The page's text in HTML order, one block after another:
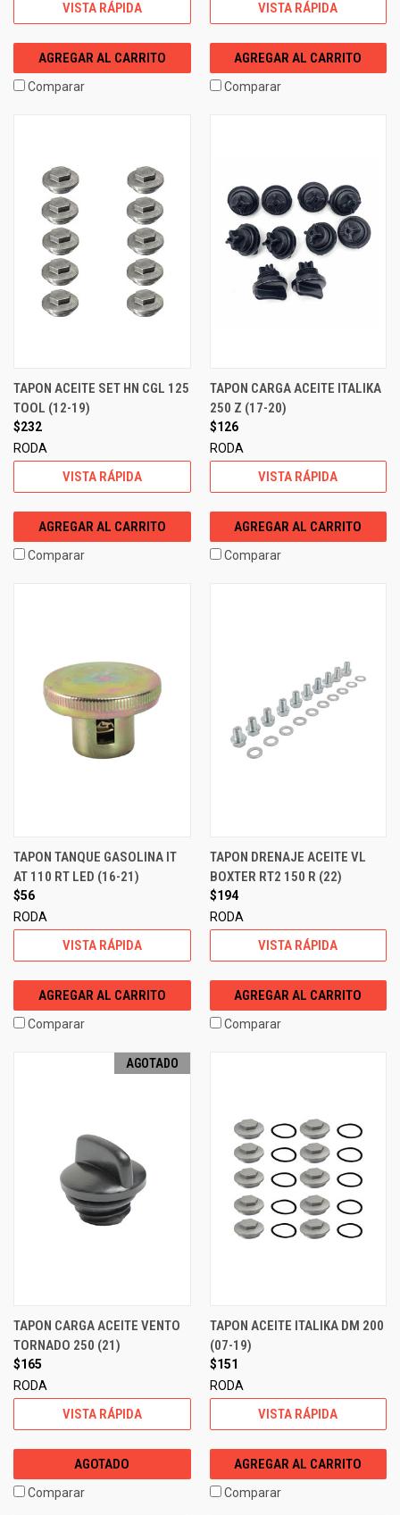
VISTA RÁPIDA
AGREGAR AL CARRITO
Comparar
VISTA RÁPIDA
AGREGAR AL CARRITO
Comparar
TAPON ACEITE SET HN CGL 125
TOOL (12-19)
$232
RODA
VISTA RÁPIDA
AGREGAR AL CARRITO
Comparar
TAPON CARGA ACEITE ITALIKA
250 Z (17-20)
$126
RODA
VISTA RÁPIDA
AGREGAR AL CARRITO
Comparar
TAPON TANQUE GASOLINA IT
AT 110 RT LED (16-21)
$56
RODA
VISTA RÁPIDA
AGREGAR AL CARRITO
Comparar
TAPON DRENAJE ACEITE VL
BOXTER RT2 150 R (22)
$194
RODA
VISTA RÁPIDA
AGREGAR AL CARRITO
Comparar
AGOTADO
TAPON CARGA ACEITE VENTO
TORNADO 250 (21)
$165
RODA
VISTA RÁPIDA
AGOTADO
Comparar
TAPON ACEITE ITALIKA DM 200
(07-19)
$151
RODA
VISTA RÁPIDA
AGREGAR AL CARRITO
Comparar